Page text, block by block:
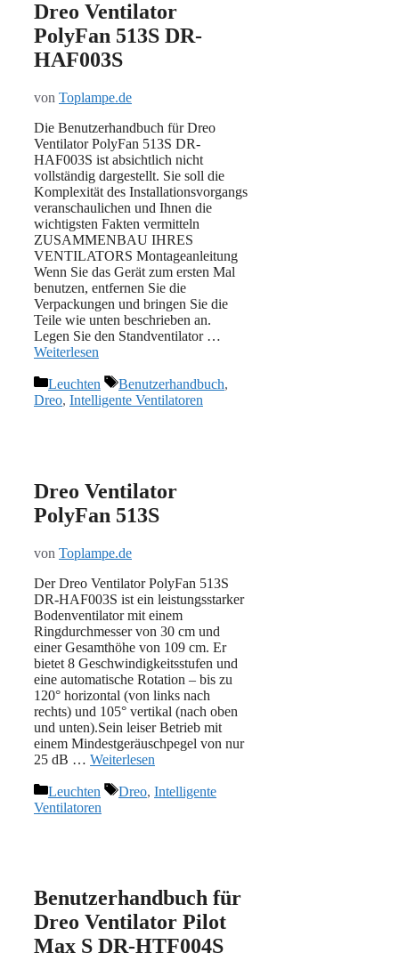
Dreo Ventilator
PolyFan 513S DR-
HAF003S
von Toplampe.de
Die Benutzerhandbuch für Dreo
Ventilator PolyFan 513S DR-
HAF003S ist absichtlich nicht
vollständig dargestellt. Sie soll die
Komplexität des Installationsvorgangs
veranschaulichen und Ihnen die
wichtigsten Fakten vermitteln
ZUSAMMENBAU IHRES
VENTILATORS Montageanleitung
Wenn Sie das Gerät zum ersten Mal
benutzen, entfernen Sie die
Verpackungen und bringen Sie die
Teile wie unten beschrieben an.
Legen Sie den Standventilator …
Weiterlesen
Kategorien
Leuchten Schlagwörter
Benutzerhandbuch,
Dreo, Intelligente Ventilatoren
Dreo Ventilator
PolyFan 513S
von Toplampe.de
Der Dreo Ventilator PolyFan 513S
DR-HAF003S ist ein leistungsstarker
Bodenventilator mit einem
Ringdurchmesser von 30 cm und
einer Gesamthöhe von 109 cm. Er
bietet 8 Geschwindigkeitsstufen und
eine automatische Rotation – bis zu
120° horizontal (von links nach
rechts) und 105° vertikal (nach oben
und unten).Sein leiser Betrieb mit
einem Mindestgeräuschpegel von nur
25 dB … Weiterlesen
Kategorien
Leuchten Schlagwörter
Dreo, Intelligente
Ventilatoren
Benutzerhandbuch für
Dreo Ventilator Pilot
Max S DR-HTF004S